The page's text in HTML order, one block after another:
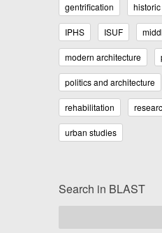
gentrification
IPHS ISUF
modern architecture
politics and architecture
rehabilitation
urban studies
Search in BLAST